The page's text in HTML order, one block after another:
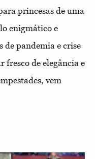
princesas de uma
enigmático e
de pandemia e crise
fresco de elegância e
vem